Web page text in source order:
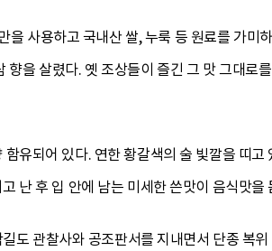
사용하고 국내산 쌀, 누룩 등 원료를 가미
을 살렸다. 옛 조상들이 즐긴 그 맛 그대로
유되어 있다. 연한 황갈색의 술 빛깔을 띠
난 후 입 안에 남는 미세한 쓴맛이 음식맛을
도 관찰사와 공조판서를 지내면서 단종 복